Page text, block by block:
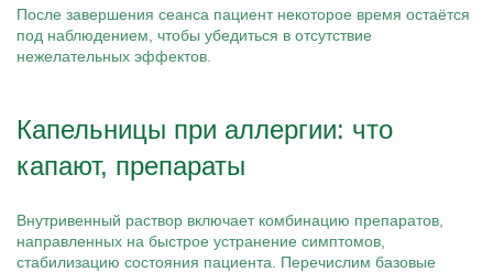
После завершения сеанса пациент некоторое время остаётся
под наблюдением, чтобы убедиться в отсутствие
нежелательных эффектов.
Капельницы при аллергии: что
капают, препараты
Внутривенный раствор включает комбинацию препаратов,
направленных на быстрое устранение симптомов,
стабилизацию состояния пациента. Перечислим базовые